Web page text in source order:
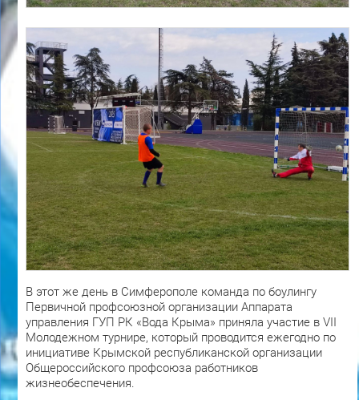
В этот же день в Симферополе команда по боулингу
Первичной профсоюзной организации Аппарата
управления ГУП РК «Вода Крыма» приняла участие в VII
Молодежном турнире, который проводится ежегодно по
инициативе Крымской республиканской организации
Общероссийского профсоюза работников
жизнеобеспечения.